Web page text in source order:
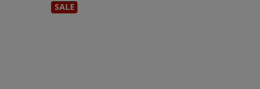
SALE